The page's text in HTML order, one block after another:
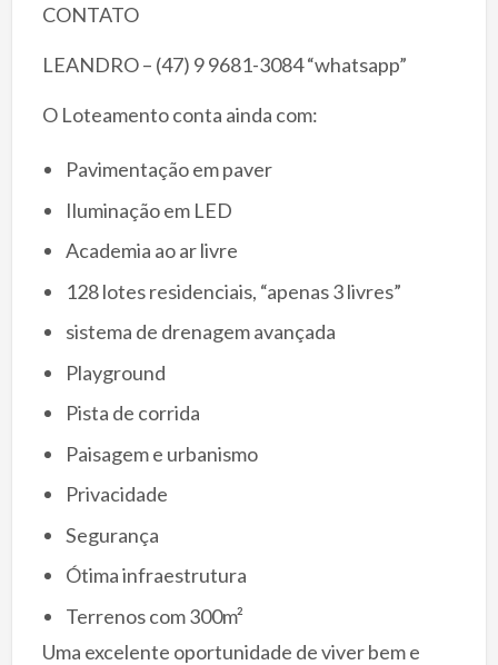
CONTATO
LEANDRO – (47) 9 9681-3084 “whatsapp”
O Loteamento conta ainda com:
Pavimentação em paver
Iluminação em LED
Academia ao ar livre
128 lotes residenciais, “apenas 3 livres”
sistema de drenagem avançada
Playground
Pista de corrida
Paisagem e urbanismo
Privacidade
Segurança
Ótima infraestrutura
Terrenos com 300m²
Uma excelente oportunidade de viver bem e